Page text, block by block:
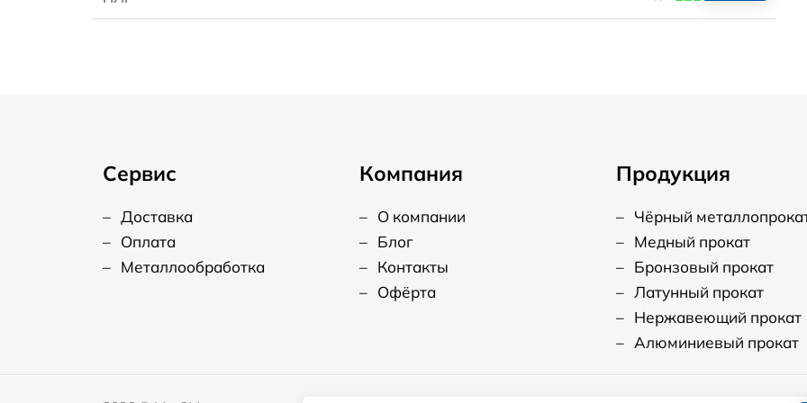
Сервис
– Доставка
– Оплата
– Металлообработка
Компания
– О компании
– Блог
– Контакты
– Офёрта
Продукция
– Чёрный
– Медный прокат
– Бронзовый прокат
– Латунный прокат
– Нержавеющий прокат
– Алюминиевый прокат